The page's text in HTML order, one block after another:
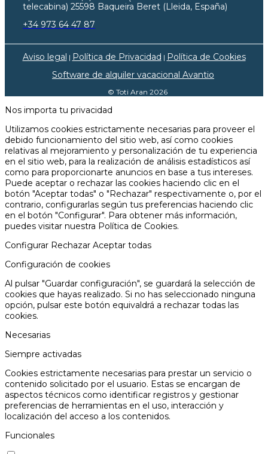
telecabina) 25598 Baqueira Beret (Lleida, España)
+34 973 64 47 87
Aviso legal | Política de Privacidad | Política de Cookies
Software de alquiler vacacional Avantio
© Toti Aran 2026
Nos importa tu privacidad
Utilizamos cookies estrictamente necesarias para proveer el
debido funcionamiento del sitio web, así como cookies
relativas al mejoramiento y personalización de tu experiencia
en el sitio web, para la realización de análisis estadísticos así
como para proporcionarte anuncios en base a tus intereses.
Puede aceptar o rechazar las cookies haciendo clic en el
botón "Aceptar todas" o "Rechazar" respectivamente o, por el
contrario, configurarlas según tus preferencias haciendo clic
en el botón "Configurar". Para obtener más información,
puedes visitar nuestra Política de Cookies.
Configurar Rechazar Aceptar todas
Configuración de cookies
Al pulsar "Guardar configuración", se guardará la selección de
cookies que hayas realizado. Si no has seleccionado ninguna
opción, pulsar este botón equivaldrá a rechazar todas las
cookies.
Necesarias
Siempre activadas
Cookies estrictamente necesarias para prestar un servicio o
contenido solicitado por el usuario. Estas se encargan de
aspectos técnicos como identificar registros y gestionar
preferencias de herramientas en el uso, interacción y
localización del acceso a los contenidos.
Funcionales